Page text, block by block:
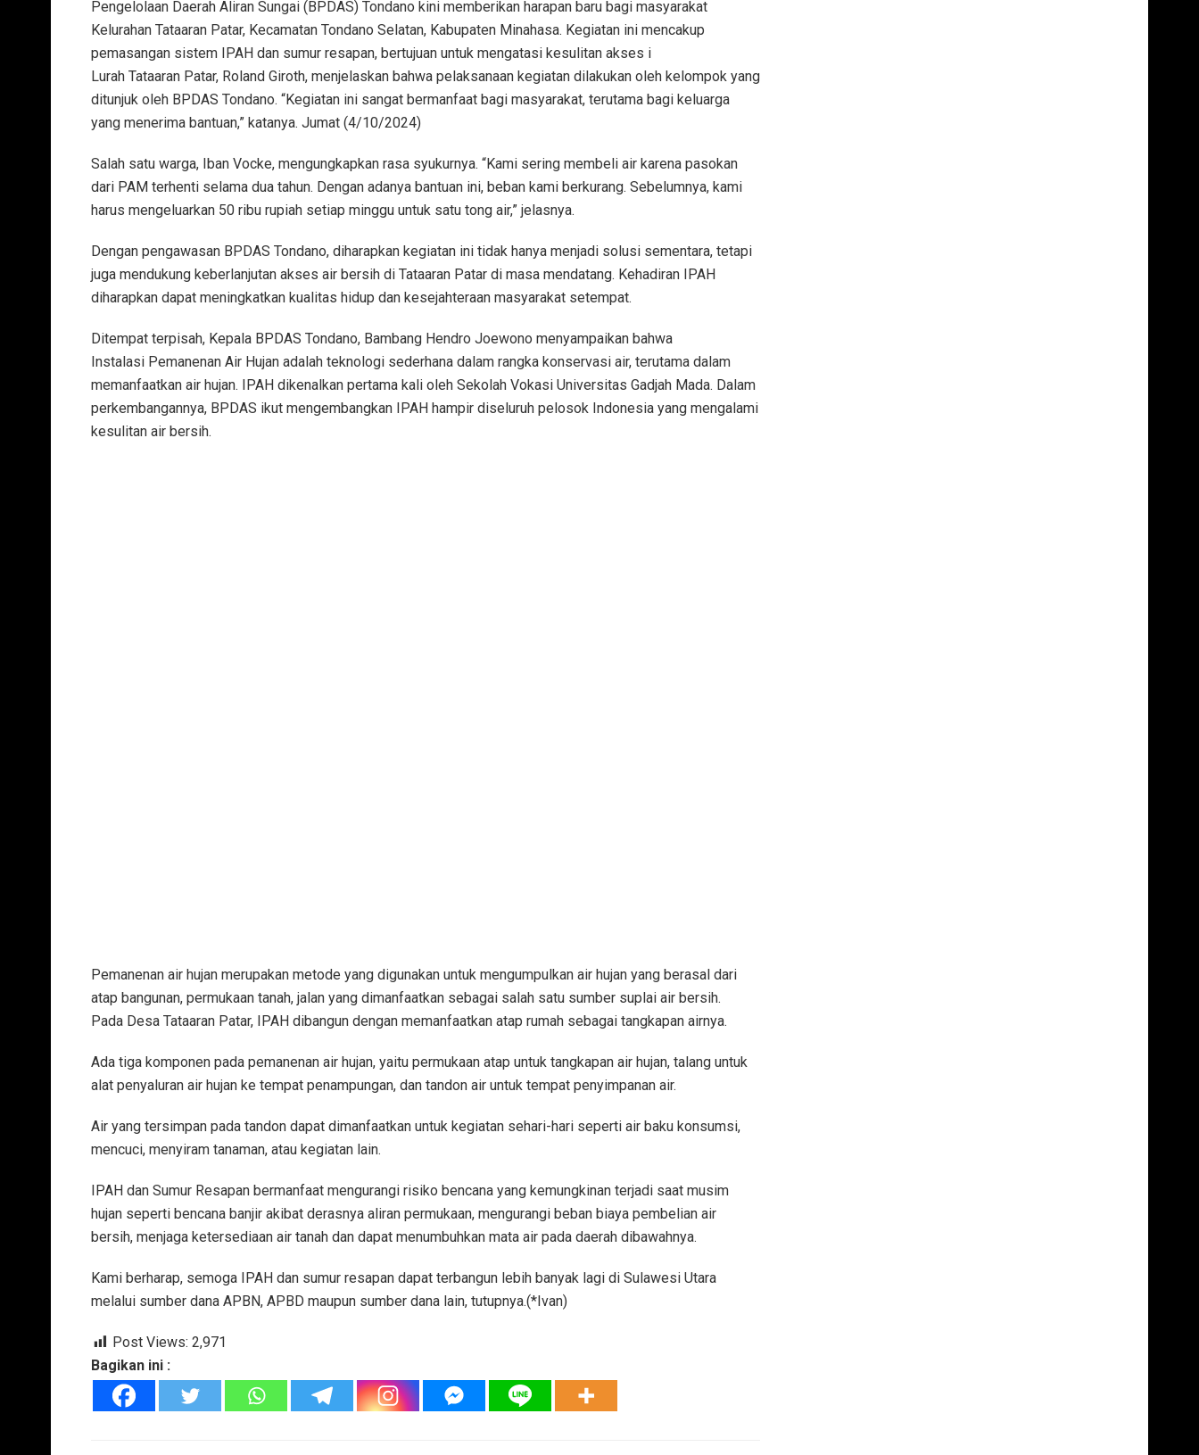
Pengelolaan Daerah Aliran Sungai (BPDAS) Tondano kini memberikan harapan baru bagi masyarakat
Kelurahan Tataaran Patar, Kecamatan Tondano Selatan, Kabupaten Minahasa. Kegiatan ini mencakup
pemasangan sistem IPAH dan sumur resapan, bertujuan untuk mengatasi kesulitan akses i
Lurah Tataaran Patar, Roland Giroth, menjelaskan bahwa pelaksanaan kegiatan dilakukan oleh kelompok yang
ditunjuk oleh BPDAS Tondano. “Kegiatan ini sangat bermanfaat bagi masyarakat, terutama bagi keluarga
yang menerima bantuan,” katanya. Jumat (4/10/2024)
Salah satu warga, Iban Vocke, mengungkapkan rasa syukurnya. “Kami sering membeli air karena pasokan
dari PAM terhenti selama dua tahun. Dengan adanya bantuan ini, beban kami berkurang. Sebelumnya, kami
harus mengeluarkan 50 ribu rupiah setiap minggu untuk satu tong air,” jelasnya.
Dengan pengawasan BPDAS Tondano, diharapkan kegiatan ini tidak hanya menjadi solusi sementara, tetapi
juga mendukung keberlanjutan akses air bersih di Tataaran Patar di masa mendatang. Kehadiran IPAH
diharapkan dapat meningkatkan kualitas hidup dan kesejahteraan masyarakat setempat.
Ditempat terpisah, Kepala BPDAS Tondano, Bambang Hendro Joewono menyampaikan bahwa
Instalasi Pemanenan Air Hujan adalah teknologi sederhana dalam rangka konservasi air, terutama dalam
memanfaatkan air hujan. IPAH dikenalkan pertama kali oleh Sekolah Vokasi Universitas Gadjah Mada. Dalam
perkembangannya, BPDAS ikut mengembangkan IPAH hampir diseluruh pelosok Indonesia yang mengalami
kesulitan air bersih.
Pemanenan air hujan merupakan metode yang digunakan untuk mengumpulkan air hujan yang berasal dari
atap bangunan, permukaan tanah, jalan yang dimanfaatkan sebagai salah satu sumber suplai air bersih.
Pada Desa Tataaran Patar, IPAH dibangun dengan memanfaatkan atap rumah sebagai tangkapan airnya.
Ada tiga komponen pada pemanenan air hujan, yaitu permukaan atap untuk tangkapan air hujan, talang untuk
alat penyaluran air hujan ke tempat penampungan, dan tandon air untuk tempat penyimpanan air.
Air yang tersimpan pada tandon dapat dimanfaatkan untuk kegiatan sehari-hari seperti air baku konsumsi,
mencuci, menyiram tanaman, atau kegiatan lain.
IPAH dan Sumur Resapan bermanfaat mengurangi risiko bencana yang kemungkinan terjadi saat musim
hujan seperti bencana banjir akibat derasnya aliran permukaan, mengurangi beban biaya pembelian air
bersih, menjaga ketersediaan air tanah dan dapat menumbuhkan mata air pada daerah dibawahnya.
Kami berharap, semoga IPAH dan sumur resapan dapat terbangun lebih banyak lagi di Sulawesi Utara
melalui sumber dana APBN, APBD maupun sumber dana lain, tutupnya.(*Ivan)
Post Views: 2,971
Bagikan ini :